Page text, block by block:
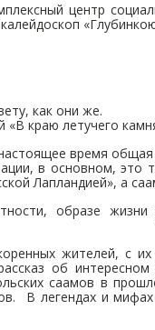
центр
они же.
время
в основном, это
Лапландией», а
образе жизни
жителей, с их
об
саамов в
В легендах и